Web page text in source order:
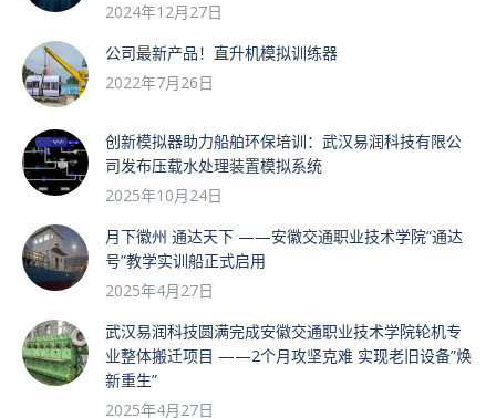
2024年12月27日
公司最新产品！直升机模拟训练器
2022年7月26日
创新模拟器助力船舶环保培训：武汉易润科技有限公
司发布压载水处理装置模拟系统
2025年10月24日
月下徽州 通达天下 ——安徽交通职业技术学院“通达
号”教学实训船正式启用
2025年4月27日
武汉易润科技圆满完成安徽交通职业技术学院轮机专
业整体搬迁项目 ——2个月攻坚克难 实现老旧设备”焕
新重生”
2025年4月27日